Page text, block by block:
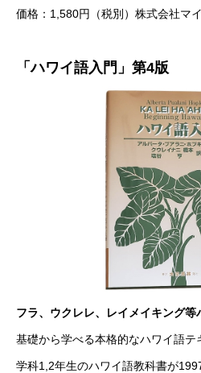
価格：1,580円（税別）株式会社マ
「ハワイ語入門」第4版
フラ、ウクレレ、レイメイキング
基礎から学べる本格的なハワイ語
学科1,2年生のハワイ語教科書が